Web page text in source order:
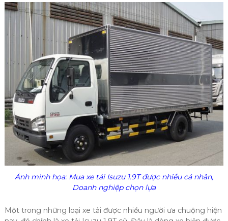
Ảnh minh họa: Mua xe tải Isuzu 1.9T được nhiều cá nhân,
Doanh nghiệp chọn lựa
Một trong những loại xe tải được nhiều người ưa chuộng hiện